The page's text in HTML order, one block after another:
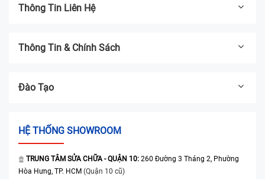
Thông Tin Liên Hệ
Thông Tin & Chính Sách
Đào Tạo
HỆ THỐNG SHOWROOM
TRUNG TÂM SỬA CHỮA - QUẬN 10: 260 Đường 3 Tháng 2, Phường
Hòa Hưng, TP. HCM (Quận 10 cũ)